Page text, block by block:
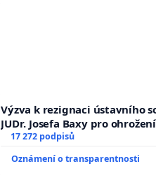
Výzva k rezignaci ústavního
JUDr. Josefa Baxy pro ohrožení
důvěry ve spravedlivý proces
17 272 podpisů
Oznámení o transparentnosti